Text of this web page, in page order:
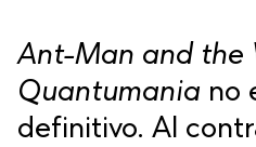
Ant-Man and the
Quantumania no
definitivo. Al